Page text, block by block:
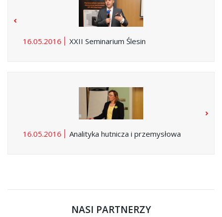
16.05.2016 XXII Seminarium Ślesin
16.05.2016 Analityka hutnicza i przemysłowa
NASI PARTNERZY